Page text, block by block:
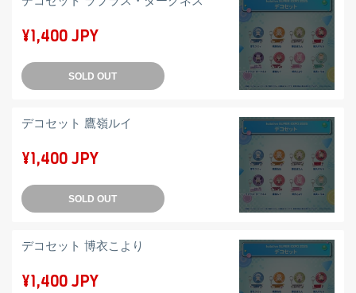
¥1,400 JPY
SOLD OUT
デコセット 鷹嶺ルイ
¥1,400 JPY
SOLD OUT
デコセット 博衣こより
¥1,400 JPY